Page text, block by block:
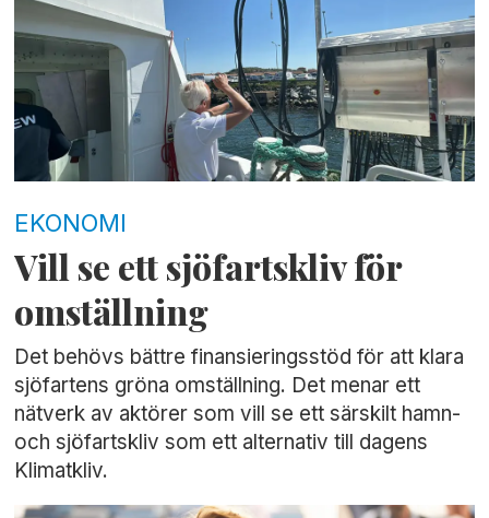
EKONOMI
Vill se ett sjöfartskliv för
omställning
Det behövs bättre finansieringsstöd för att klara
sjöfartens gröna omställning. Det menar ett
nätverk av aktörer som vill se ett särskilt hamn-
och sjöfartskliv som ett alternativ till dagens
Klimatkliv.